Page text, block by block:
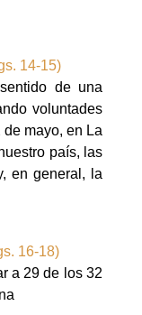
14-15)
de una
voluntades
mayo, en La
país, las
en general, la
16-18)
a 29 de los 32